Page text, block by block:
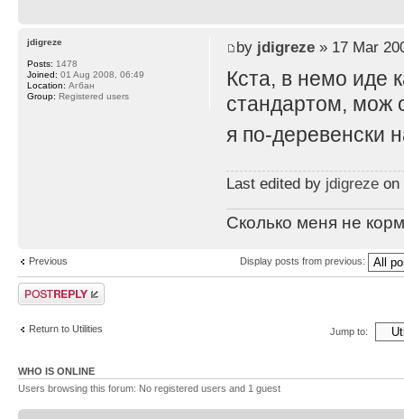
by jdigreze» 17 Mar
Кста, в немо иде
стандартом, мож
я по-деревенски
Last edited by jdigrezeon
Сколько меня не
jdigreze
Posts: 1478
Joined: 01 Aug 2008, 06:49
Location: Агбан
Group: Registered users
Previous Display posts from previous:
Post a reply
Return to Utilities Jump to:
WHO IS ONLINE
Users browsing this forum: No registered users and 1 guest